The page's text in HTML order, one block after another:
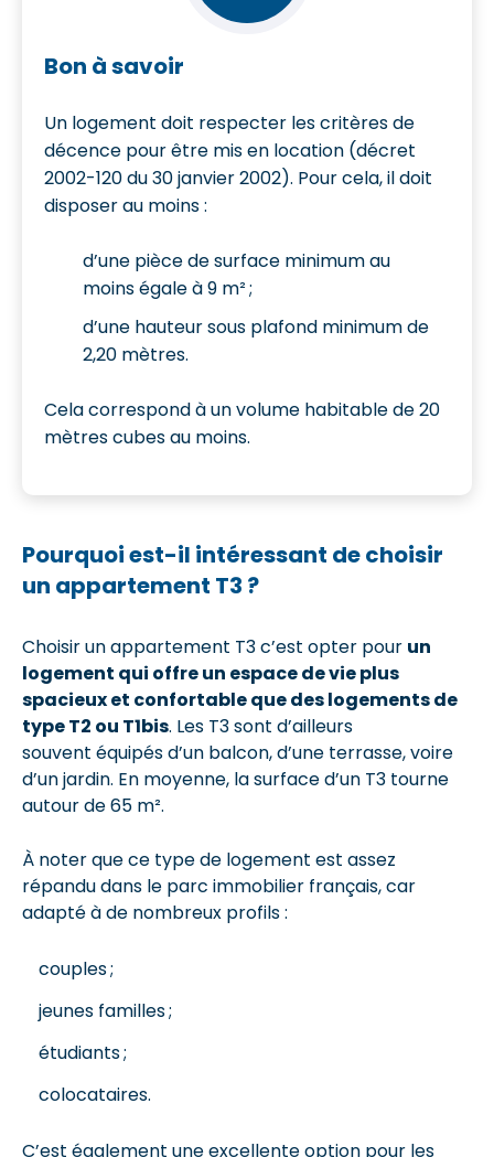
Bon à savoir
Un logement doit respecter les critères de
décence pour être mis en location (décret
2002-120 du 30 janvier 2002). Pour cela, il doit
disposer au moins :
d’une pièce de surface minimum au
moins égale à 9 m² ;
d’une hauteur sous plafond minimum de
2,20 mètres.
Cela correspond à un volume habitable de 20
mètres cubes au moins.
Pourquoi est-il intéressant de choisir
un appartement T3 ?
Choisir un appartement T3 c’est opter pour un
logement qui offre un espace de vie plus
spacieux et confortable que des logements de
type T2 ou T1bis. Les T3 sont d’ailleurs
souvent équipés d’un balcon, d’une terrasse, voire
d’un jardin. En moyenne, la surface d’un T3 tourne
autour de 65 m².
À noter que ce type de logement est assez
répandu dans le parc immobilier français, car
adapté à de nombreux profils :
couples ;
jeunes familles ;
étudiants ;
colocataires.
C’est également une excellente option pour les